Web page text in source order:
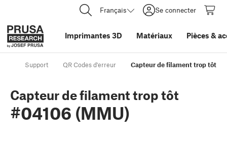
Français Se connecter
Imprimantes 3D Matériaux Pièces &
Support QR Codes d'erreur Capteur de filament trop tôt
Capteur de filament trop tôt
#04106 (MMU)